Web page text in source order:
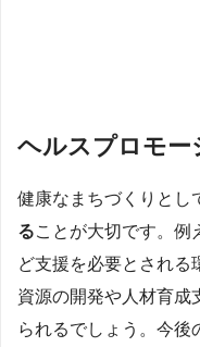
ヘルスプロモー
健康なまちづくりとし
ることが大切です。例
ど支援を必要とされる
資源の開発や人材育成
られるでしょう。今後